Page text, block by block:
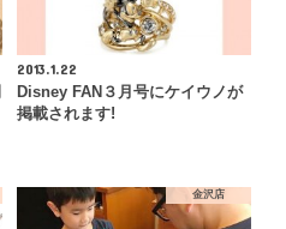
2013.1.22
Disney FAN３月号にケイウノが
掲載されます!
金沢店